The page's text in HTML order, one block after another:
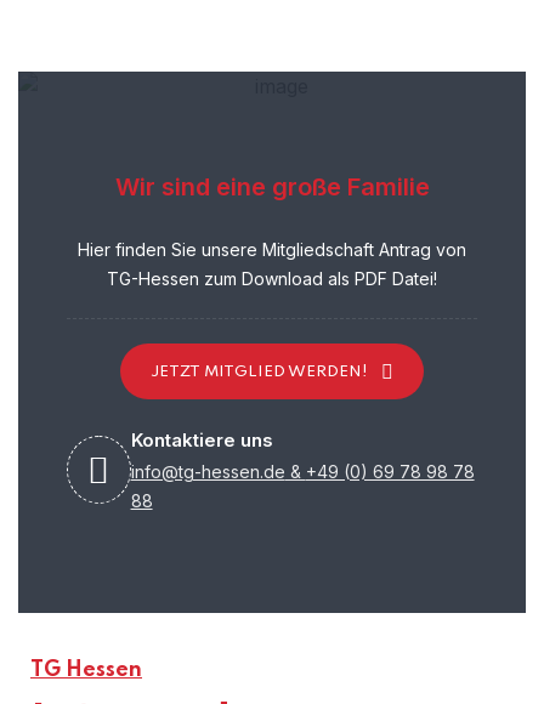
Wir sind eine große Familie
Hier finden Sie unsere Mitgliedschaft Antrag von
TG-Hessen zum Download als PDF Datei!
JETZT MITGLIED WERDEN!
Kontaktiere uns
info@tg-hessen.de & +49 (0) 69 78 98 78
88
TG Hessen